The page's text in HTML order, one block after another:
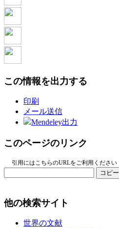
この情報を出力する
印刷
メール送信
Mendeley出力
このページのリンク
引用にはこちらのURLをご利用ください
コピー
他の検索サイト
世界の文献